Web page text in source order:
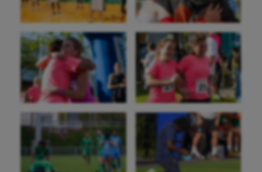
Ballon au poing
Baseball
Billard
Boules lyonnaises
Canoë-kayak
Cerf Volant
Cheerleading